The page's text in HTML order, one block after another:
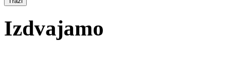
Izdvajamo